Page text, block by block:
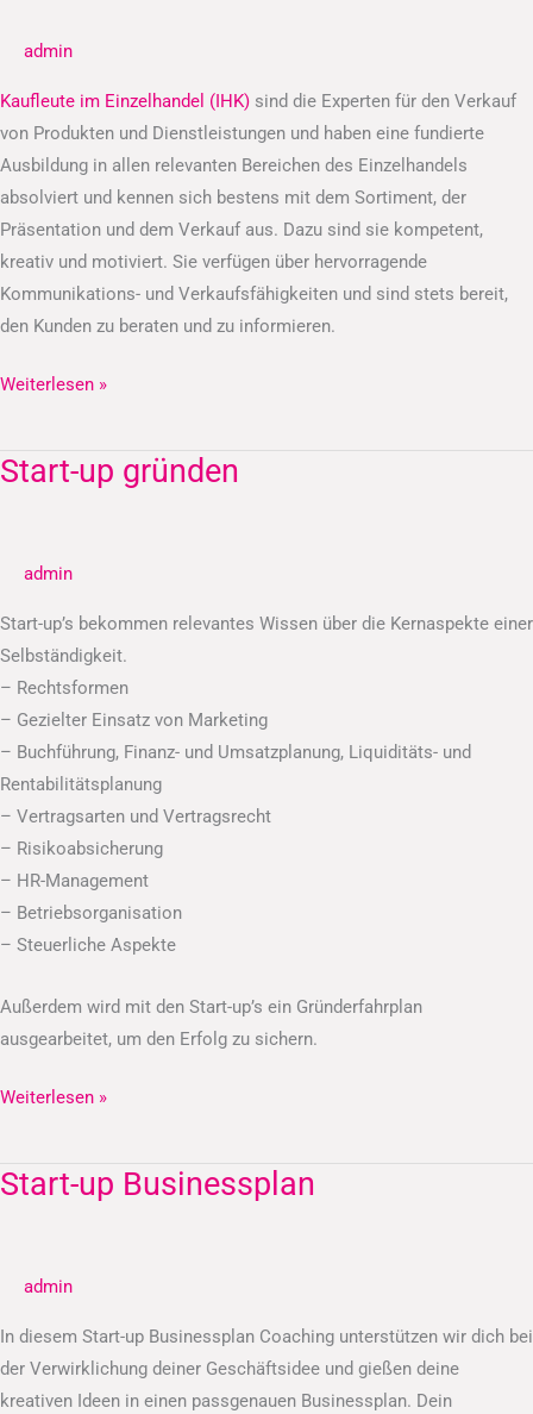
admin
Kaufleute im Einzelhandel (IHK) sind die Experten für den Verkauf
von Produkten und Dienstleistungen und haben eine fundierte
Ausbildung in allen relevanten Bereichen des Einzelhandels
absolviert und kennen sich bestens mit dem Sortiment, der
Präsentation und dem Verkauf aus. Dazu sind sie kompetent,
kreativ und motiviert. Sie verfügen über hervorragende
Kommunikations- und Verkaufsfähigkeiten und sind stets bereit,
den Kunden zu beraten und zu informieren.
(IHK)
Weiterlesen »
Start-up gründen
admin
Start-up’s bekommen relevantes Wissen über die Kernaspekte einer
Selbständigkeit.
– Rechtsformen
– Gezielter Einsatz von Marketing
– Buchführung, Finanz- und Umsatzplanung, Liquiditäts- und
Rentabilitätsplanung
– Vertragsarten und Vertragsrecht
– Risikoabsicherung
– HR-Management
– Betriebsorganisation
– Steuerliche Aspekte
Außerdem wird mit den Start-up’s ein Gründerfahrplan
ausgearbeitet, um den Erfolg zu sichern.
Start-
Weiterlesen »
Start-up Businessplan
admin
In diesem Start-up Businessplan Coaching unterstützen wir dich bei
der Verwirklichung deiner Geschäftsidee und gießen deine
kreativen Ideen in einen passgenauen Businessplan. Dein
Start-